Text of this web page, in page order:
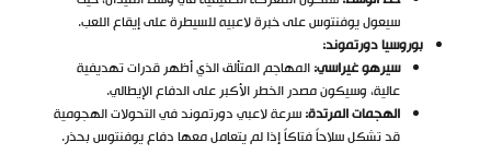
سيعول يوفنتوس على خبرة لاعبيه للسيطرة على إيقاع اللعب.
بوروسيا دورتموند:
سيرهو غيراسي:المهاجم المتألق الذي أظهر قدرات تهديفية
عالية، وسيكون مصدر الخطر الأكبر على الدفاع الإيطالي.
الهجمات المرتدة:سرعة لاعبي دورتموند في التحولات الهجومية
قد تشكل سلاحاً فتاكاً إذا لم يتعامل معها دفاع يوفنتوس بحذر.